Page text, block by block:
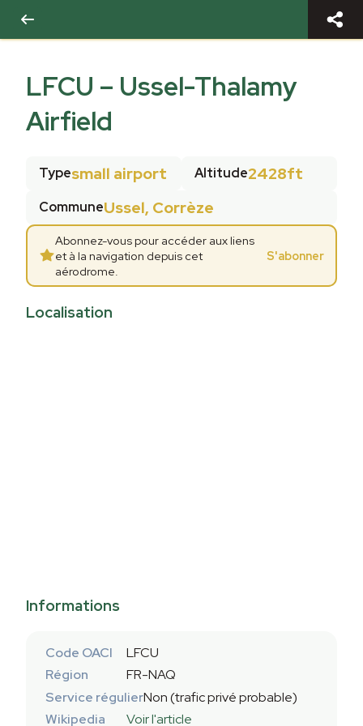
LFCU – Ussel-Thalamy
Airfield
Typesmall airport Altitude2428ft
CommuneUssel, Corrèze
Abonnez-vous pour accéder aux liens
et à la navigation depuis cet
aérodrome.
S'abonner
Localisation
Informations
Code OACI
LFCU
Région
FR-NAQ
Service régulierNon (trafic privé probable)
Wikipedia
Voir l'article